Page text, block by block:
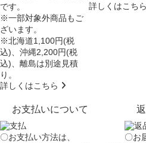
です。
※一部対象外商品もご
ざいます。
※北海道1,100円(税
込)、沖縄2,200円(税
込)、離島は別途見積
り。
詳しくはこちら
詳しくはこちら
お支払いについて
〇お支払い方法は、
〇お